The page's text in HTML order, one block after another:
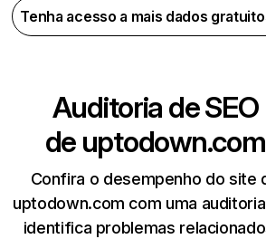
Tenha acesso a mais dados
Auditoria de SEO
de uptodown.com
Confira o desempenho do site
uptodown.com com uma
identifica problemas